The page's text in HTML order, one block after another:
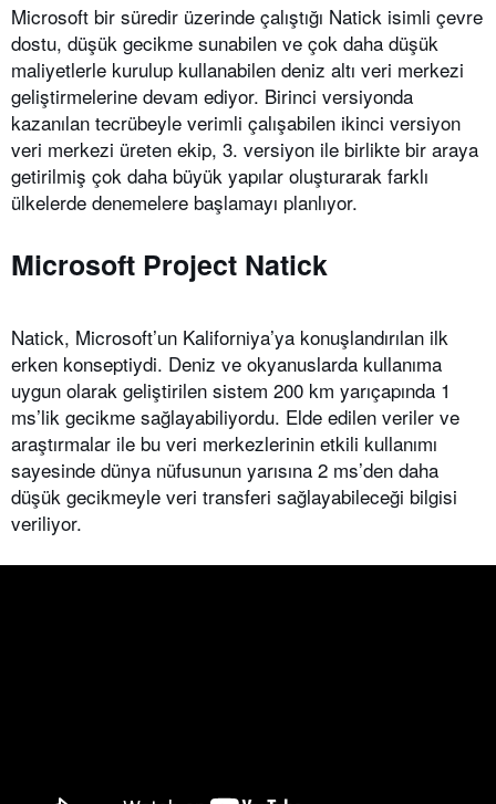
Microsoft bir süredir üzerinde çalıştığı Natick isimli çevre
dostu, düşük gecikme sunabilen ve çok daha düşük
maliyetlerle kurulup kullanabilen deniz altı veri merkezi
geliştirmelerine devam ediyor. Birinci versiyonda
kazanılan tecrübeyle verimli çalışabilen ikinci versiyon
veri merkezi üreten ekip, 3. versiyon ile birlikte bir araya
getirilmiş çok daha büyük yapılar oluşturarak farklı
ülkelerde denemelere başlamayı planlıyor.
Microsoft Project Natick
Natick, Microsoft’un Kaliforniya’ya konuşlandırılan ilk
erken konseptiydi. Deniz ve okyanuslarda kullanıma
uygun olarak geliştirilen sistem 200 km yarıçapında 1
ms’lik gecikme sağlayabiliyordu. Elde edilen veriler ve
araştırmalar ile bu veri merkezlerinin etkili kullanımı
sayesinde dünya nüfusunun yarısına 2 ms’den daha
düşük gecikmeyle veri transferi sağlayabileceği bilgisi
veriliyor.